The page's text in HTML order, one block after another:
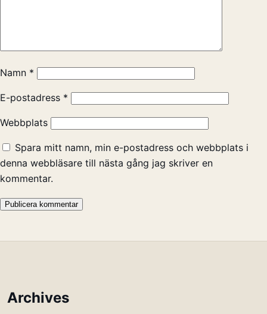
Namn *
E-postadress *
Webbplats
Spara mitt namn, min e-postadress och webbplats i
denna webbläsare till nästa gång jag skriver en
kommentar.
Archives